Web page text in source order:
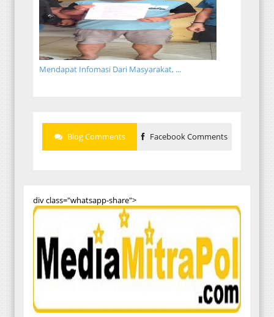
Mendapat Infomasi Dari Masyarakat, ...
Blog Comments Facebook Comments
div class="whatsapp-share">